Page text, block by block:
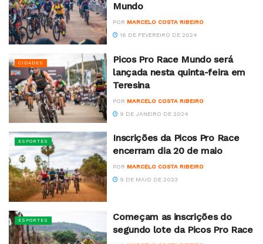
Mundo
POR MARCELO COSTA RIBEIRO
16 DE FEVEREIRO DE 2024
CIDADES
Picos Pro Race Mundo será
lançada nesta quinta-feira em
Teresina
POR MARCELO COSTA RIBEIRO
9 DE JANEIRO DE 2024
ESPORTES
Inscrições da Picos Pro Race
encerram dia 20 de maio
POR MARCELO COSTA RIBEIRO
9 DE MAIO DE 2023
ESPORTES
Começam as inscrições do
segundo lote da Picos Pro Race